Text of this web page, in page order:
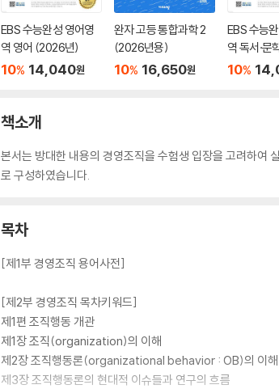
EBS 수능완성 영어영
역 영어 (2026년)
10% 14,040원
완자 고등 통합과학 2
(2026년용)
10% 16,650원
EBS 수능
역 독서·문
문 (2026
10%
책소개
본서는 방대한 내용의 경영조직을 수험생 입장을 고려하여
로 구성하였습니다.
목차
[제1부 경영조직 용어사전]
[제2부 경영조직 목차키워드]
제1편 조직행동 개관
제1장 조직(organization)의 이해
제2장 조직행동론(organizational behavior : OB)의 이해
제3장 조직행동론의 현대적 이슈들과 연구의 흐름